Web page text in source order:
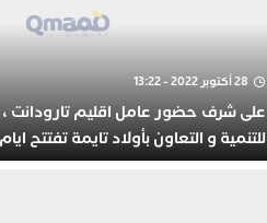
28 أكتوبر 2022 - 13:22
على شرف حضور عامل اقليم تارودانت
للتنمية و التعاون بأولاد تايمة تفتتح
المولد النبوي